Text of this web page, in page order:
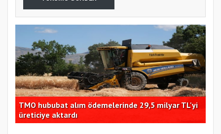
TMO hububat alım ödemelerinde 29,5 milyar TL'yi
üreticiye aktardı